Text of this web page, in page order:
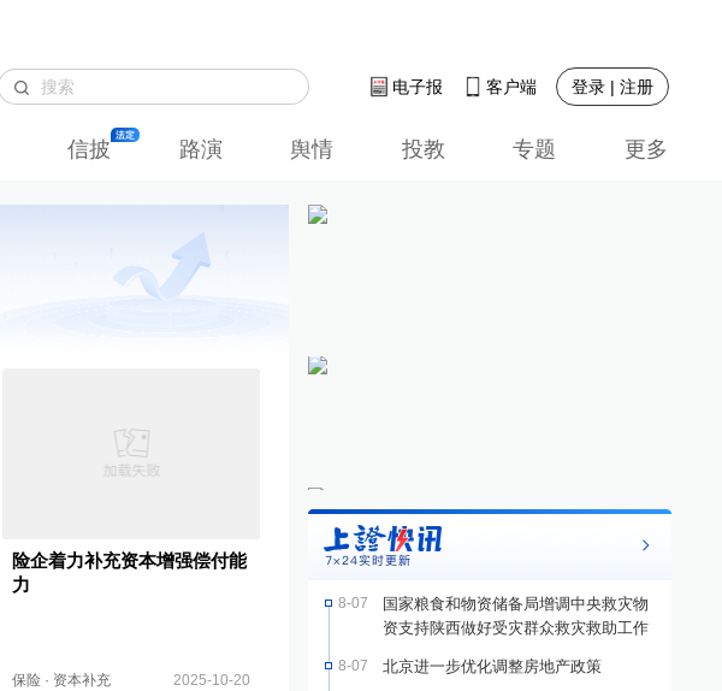
电子报 客户端 登录 | 注册
信披 路演 舆情 投教 专题 更多
险企着力补充资本增强偿付能
力
保险· 资本补充 2025-10-20
8-07
国家粮食和物资储备局增调中央救灾物
资支持陕西做好受灾群众救灾救助工作
8-07 北京进一步优化调整房地产政策